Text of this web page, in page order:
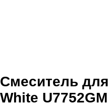
Смеситель
White U7752GM